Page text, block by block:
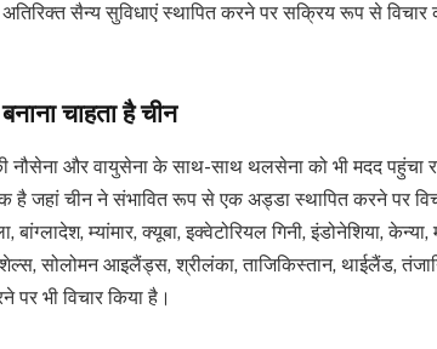
अतिरिक्त सैन्य सुविधाएं स्थापित करने पर सक्रिय रूप से
चाहता है चीन
की नौसेना और वायुसेना के साथ-साथ थलसेना को भी मदद पहुंचा
है जहां चीन ने संभावित रूप से एक अड्डा स्थापित करने पर
म्यांमार, क्यूबा, इक्वेटोरियल गिनी, इंडोनेशिया, केन्या,
सेशेल्स, सोलोमन आइलैंड्स, श्रीलंका, ताजिकिस्तान, थाईलैंड,
भी विचार किया है।